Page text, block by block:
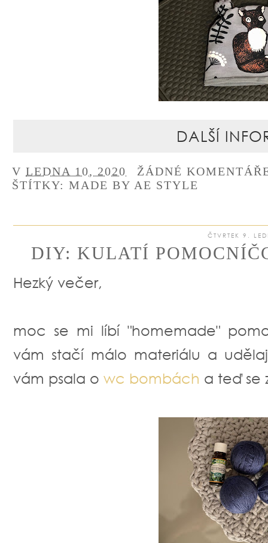
DALŠÍ
V LEDNA 10, 2020
ŽÁDNÉ
ŠTÍTKY: MADE BY AE STYLE
ČTVRTEK 9.
DIY: KULATÍ
Hezký večer,
moc se mi líbí "homemade"
vám stačí málo materiálu a
vám psala o wc bombách a teď se